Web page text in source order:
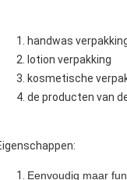
handwas
lotion verpakking
kosmetische
de producten van
Eenvoudig maar